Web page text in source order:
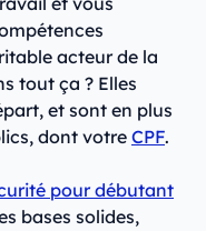
acteur de la
tout ça ? Elles
et sont en plus
dont votre CPF.
pour débutant
bases solides,